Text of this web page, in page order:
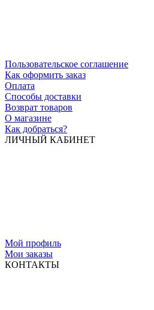
Пользовательское соглашение
Как оформить заказ
Оплата
Способы доставки
Возврат товаров
О магазине
Как добраться?
ЛИЧНЫЙ КАБИНЕТ
Мой профиль
Мои заказы
КОНТАКТЫ